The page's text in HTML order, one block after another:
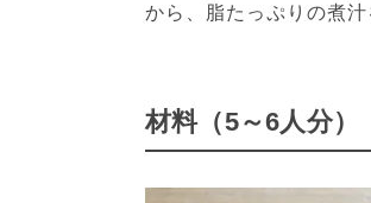
から、脂たっぷりの煮汁
材料（5～6人分）